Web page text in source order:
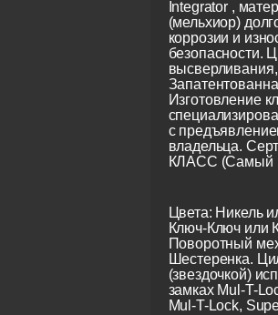
Integrator ,
(мельхиор)
коррозии и
безопасности.
Изготовление
с
владельца.
КЛАСС (Самый
Цвета: Никель
Ключ-Ключ или
Поворотный
Шестеренка.
(звездочкой)
замках Mul-T-
Mul-T-Lock,